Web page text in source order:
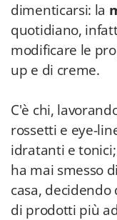
dimenticarsi: la
quotidiano,
modificare le
up e di creme.
C'è chi,
rossetti e eye-
idratanti e
ha mai smesso
casa,
di prodotti più